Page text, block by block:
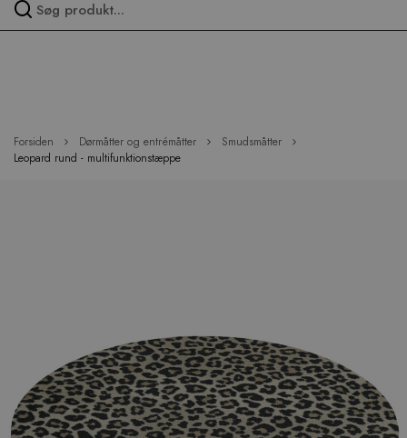
Forsiden Dørmåtter og entrémåtter
Smudsmåtter
Leopard rund - multifunktionstæppe